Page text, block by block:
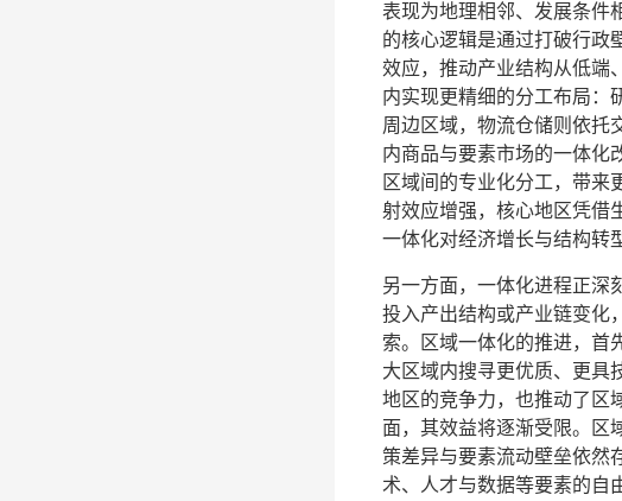
表现为地理相邻、发展条件
的核心逻辑是通过打破行政
效应，推动产业结构从低端
内实现更精细的分工布局：
周边区域，物流仓储则依托
内商品与要素市场的一体化
区域间的专业化分工，带来
射效应增强，核心地区凭借
一体化对经济增长与结构转
另一方面，一体化进程正深
投入产出结构或产业链变化
索。区域一体化的推进，首
大区域内搜寻更优质、更具
地区的竞争力，也推动了区
面，其效益将逐渐受限。区
策差异与要素流动壁垒依然
术、人才与数据等要素的自